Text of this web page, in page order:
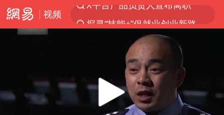
视频
探寻“技能+”促就业创业新路
美国退回1000亿美元关税
38岁山东财大教授刘海明逝世
李亚鹏向地铁吐血女孩捐99999元
台风白海豚或在华东沿海登陆